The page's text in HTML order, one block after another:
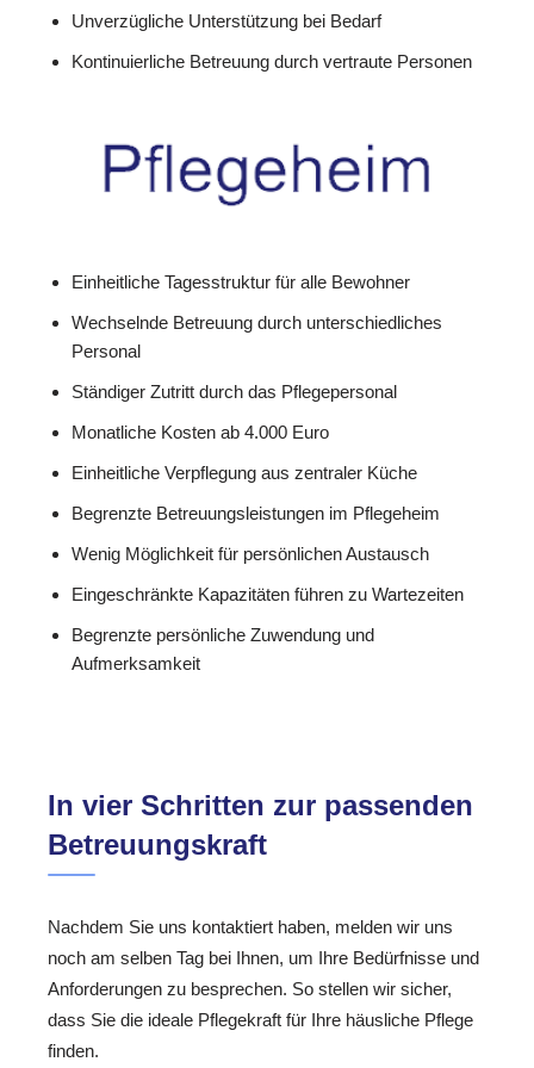
Unverzügliche Unterstützung bei Bedarf
Kontinuierliche Betreuung durch vertraute Personen
Einheitliche Tagesstruktur für alle Bewohner
Wechselnde Betreuung durch unterschiedliches
Personal
Ständiger Zutritt durch das Pflegepersonal
Monatliche Kosten ab 4.000 Euro
Einheitliche Verpflegung aus zentraler Küche
Begrenzte Betreuungsleistungen im Pflegeheim
Wenig Möglichkeit für persönlichen Austausch
Eingeschränkte Kapazitäten führen zu Wartezeiten
Begrenzte persönliche Zuwendung und
Aufmerksamkeit
In vier Schritten zur passenden
Betreuungskraft
Nachdem Sie uns kontaktiert haben, melden wir uns
noch am selben Tag bei Ihnen, um Ihre Bedürfnisse und
Anforderungen zu besprechen. So stellen wir sicher,
dass Sie die ideale Pflegekraft für Ihre häusliche Pflege
finden.